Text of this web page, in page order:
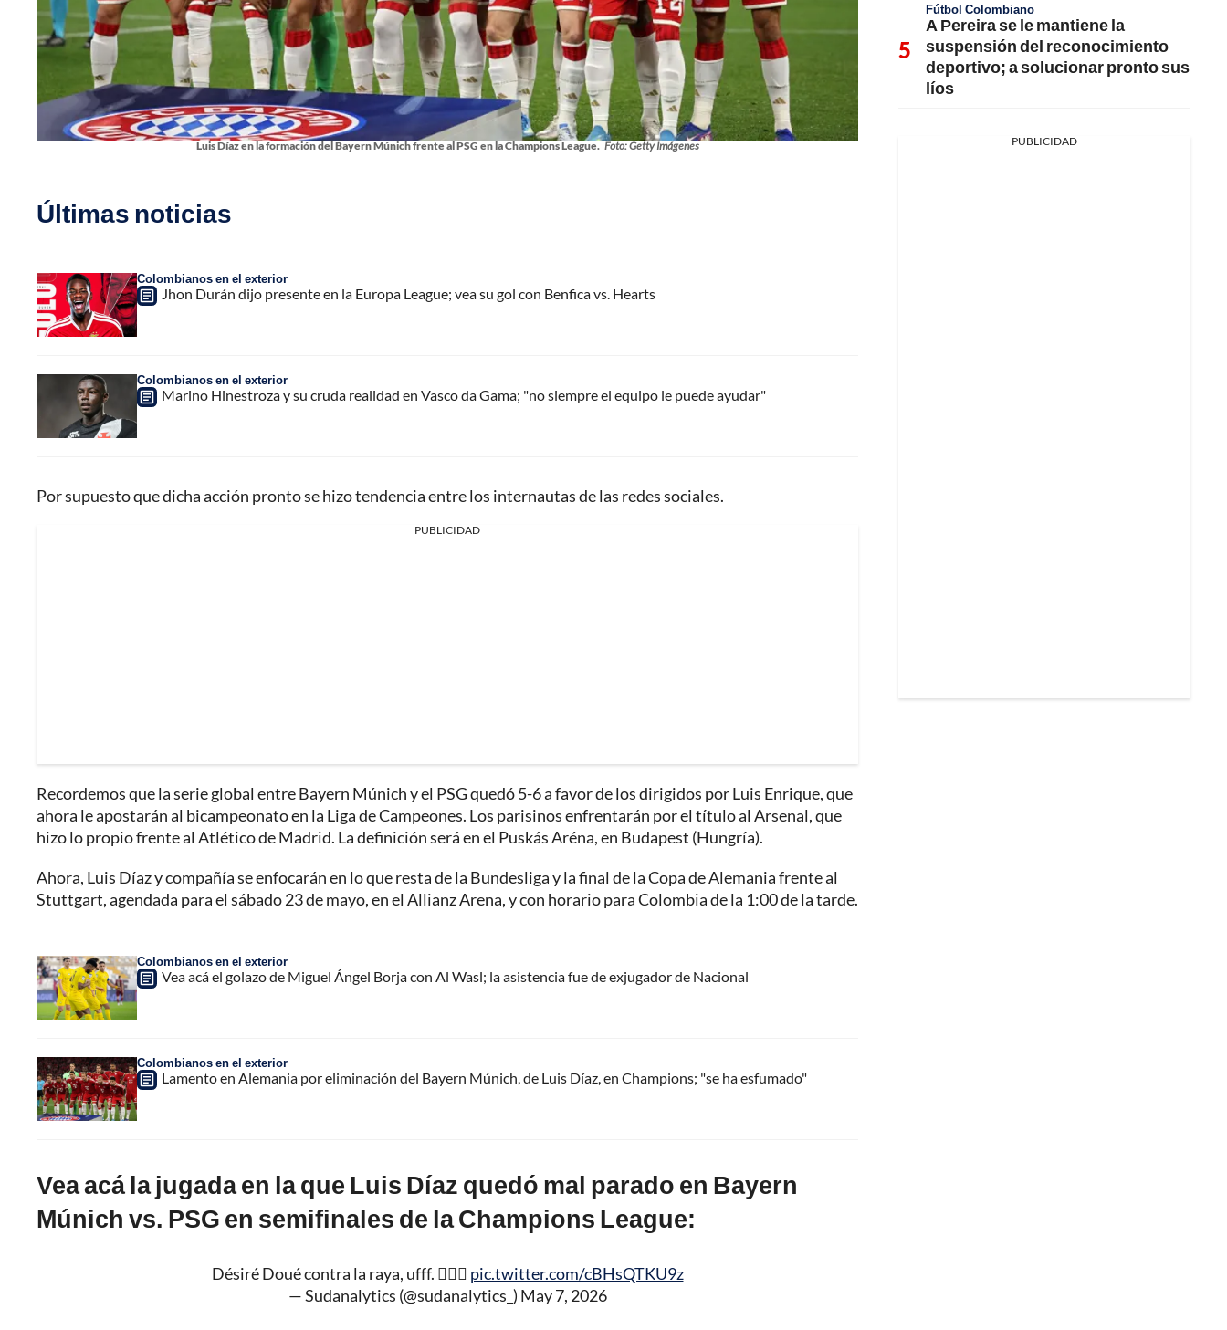
Luis Díaz en la formación del Bayern Múnich frente al PSG en la Champions League. Foto: Getty Imágenes
Últimas noticias
Colombianos en el exterior
Jhon Durán dijo presente en la Europa League; vea su gol con Benfica vs. Hearts
Colombianos en el exterior
Marino Hinestroza y su cruda realidad en Vasco da Gama; "no siempre el equipo le puede ayudar"
Por supuesto que dicha acción pronto se hizo tendencia entre los internautas de las redes sociales.
PUBLICIDAD
Recordemos que la serie global entre Bayern Múnich y el PSG quedó 5-6 a favor de los dirigidos por Luis Enrique, que
ahora le apostarán al bicampeonato en la Liga de Campeones. Los parisinos enfrentarán por el título al Arsenal, que
hizo lo propio frente al Atlético de Madrid. La definición será en el Puskás Aréna, en Budapest (Hungría).
Ahora, Luis Díaz y compañía se enfocarán en lo que resta de la Bundesliga y la final de la Copa de Alemania frente al
Stuttgart, agendada para el sábado 23 de mayo, en el Allianz Arena, y con horario para Colombia de la 1:00 de la tarde.
Colombianos en el exterior
Vea acá el golazo de Miguel Ángel Borja con Al Wasl; la asistencia fue de exjugador de Nacional
Colombianos en el exterior
Lamento en Alemania por eliminación del Bayern Múnich, de Luis Díaz, en Champions; "se ha esfumado"
Vea acá la jugada en la que Luis Díaz quedó mal parado en Bayern
Múnich vs. PSG en semifinales de la Champions League:
Désiré Doué contra la raya, ufff. 😮‍💨🚬 pic.twitter.com/cBHsQTKU9z
— Sudanalytics (@sudanalytics_) May 7, 2026
Fútbol Colombiano
A Pereira se le mantiene la
suspensión del reconocimiento
deportivo; a solucionar pronto sus
líos
PUBLICIDAD